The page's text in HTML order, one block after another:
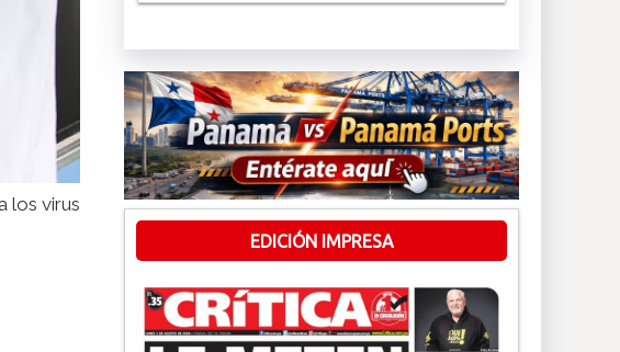
los virus
EDICIÓN IMPRESA